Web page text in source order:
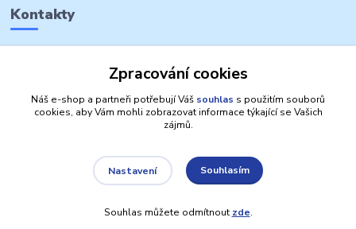
Kontakty
Vytvořeno na
Eshop-rychle.cz
Zpracování cookies
Náš e-shop a partneři potřebují Váš souhlas s použitím souborů
cookies, aby Vám mohli zobrazovat informace týkající se Vašich
zájmů.
Nastavení Souhlasím
Souhlas můžete odmítnout zde.